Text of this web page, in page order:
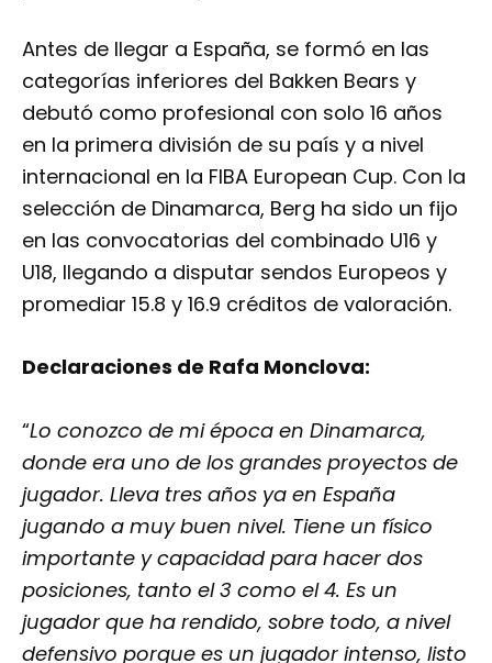
Antes de llegar a España, se formó en las
categorías inferiores del Bakken Bears y
debutó como profesional con solo 16 años
en la primera división de su país y a nivel
internacional en la FIBA European Cup. Con la
selección de Dinamarca, Berg ha sido un fijo
en las convocatorias del combinado U16 y
U18, llegando a disputar sendos Europeos y
promediar 15.8 y 16.9 créditos de valoración.
Declaraciones de Rafa Monclova:
“Lo conozco de mi época en Dinamarca,
donde era uno de los grandes proyectos de
jugador. Lleva tres años ya en España
jugando a muy buen nivel. Tiene un físico
importante y capacidad para hacer dos
posiciones, tanto el 3 como el 4. Es un
jugador que ha rendido, sobre todo, a nivel
defensivo porque es un jugador intenso, listo